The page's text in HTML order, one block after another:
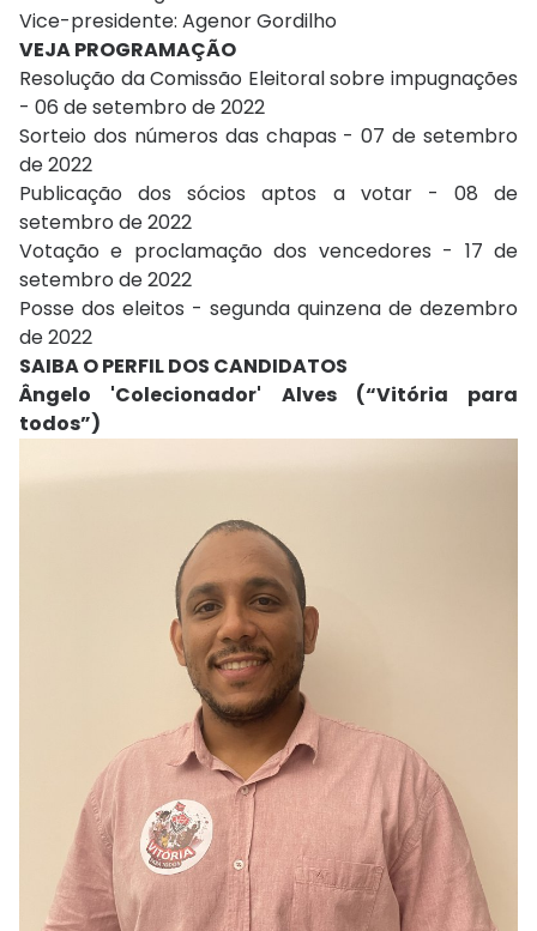
Vice-presidente: Agenor Gordilho
VEJA PROGRAMAÇÃO
Resolução da Comissão Eleitoral sobre impugnações
- 06 de setembro de 2022
Sorteio dos números das chapas - 07 de setembro
de 2022
Publicação dos sócios aptos a votar - 08 de
setembro de 2022
Votação e proclamação dos vencedores - 17 de
setembro de 2022
Posse dos eleitos - segunda quinzena de dezembro
de 2022
SAIBA O PERFIL DOS CANDIDATOS
Ângelo 'Colecionador' Alves (“Vitória para
todos”)